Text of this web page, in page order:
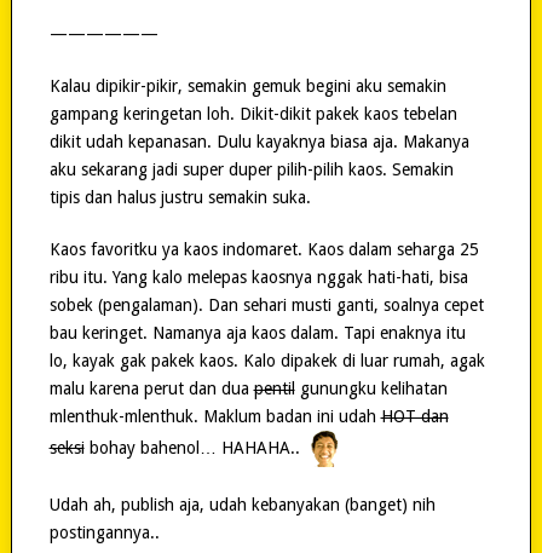
——————
Kalau dipikir-pikir, semakin gemuk begini aku semakin
gampang keringetan loh. Dikit-dikit pakek kaos tebelan
dikit udah kepanasan. Dulu kayaknya biasa aja. Makanya
aku sekarang jadi super duper pilih-pilih kaos. Semakin
tipis dan halus justru semakin suka.
Kaos favoritku ya kaos indomaret. Kaos dalam seharga 25
ribu itu. Yang kalo melepas kaosnya nggak hati-hati, bisa
sobek (pengalaman). Dan sehari musti ganti, soalnya cepet
bau keringet. Namanya aja kaos dalam. Tapi enaknya itu
lo, kayak gak pakek kaos. Kalo dipakek di luar rumah, agak
malu karena perut dan duapentilgunungku kelihatan
mlenthuk-mlenthuk. Maklum badan ini udahHOT dan
seksibohay bahenol… HAHAHA..
Udah ah, publish aja, udah kebanyakan (banget) nih
postingannya..